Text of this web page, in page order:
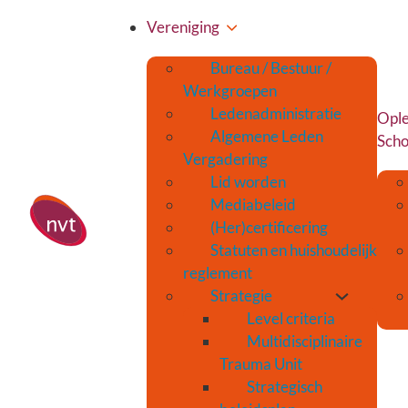
Vereniging
Bureau / Bestuur /
Werkgroepen
Ledenadministratie
Algemene Leden
Vergadering
Lid worden
Mediabeleid
(Her)certificering
Statuten en huishoudelijk
reglement
Strategie
Level criteria
Multidisciplinaire
Trauma Unit
Strategisch